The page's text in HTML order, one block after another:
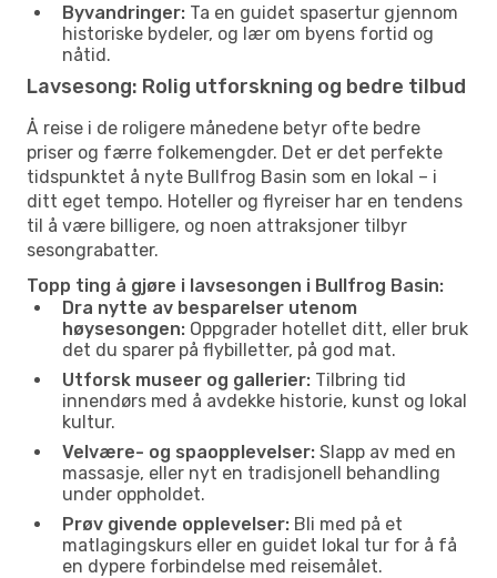
Byvandringer: Ta en guidet spasertur gjennom
historiske bydeler, og lær om byens fortid og
nåtid.
Lavsesong: Rolig utforskning og bedre tilbud
Å reise i de roligere månedene betyr ofte bedre
priser og færre folkemengder. Det er det perfekte
tidspunktet å nyte Bullfrog Basin som en lokal – i
ditt eget tempo. Hoteller og flyreiser har en tendens
til å være billigere, og noen attraksjoner tilbyr
sesongrabatter.
Topp ting å gjøre i lavsesongen i Bullfrog Basin:
Dra nytte av besparelser utenom
høysesongen: Oppgrader hotellet ditt, eller bruk
det du sparer på flybilletter, på god mat.
Utforsk museer og gallerier: Tilbring tid
innendørs med å avdekke historie, kunst og lokal
kultur.
Velvære- og spaopplevelser: Slapp av med en
massasje, eller nyt en tradisjonell behandling
under oppholdet.
Prøv givende opplevelser: Bli med på et
matlagingskurs eller en guidet lokal tur for å få
en dypere forbindelse med reisemålet.